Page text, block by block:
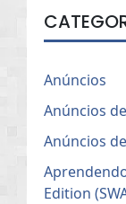
Anúncios
Anúncios
Anúncios
Edition